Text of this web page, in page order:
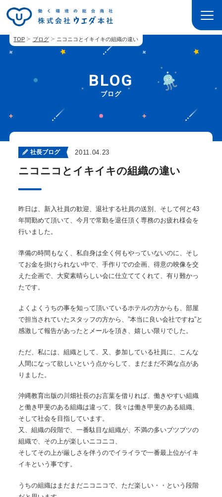
TOP ブログ ニコニコとイキイキの組織の違い
BLOG
ブログ
社長ブログ 2011.04.23
ニコニコとイキイキの組織の違い
昨日は、新入社員の歓迎、退社する社員の送別、そして何と43
年間勤めて頂いて、今月で常勤を退任頂く専務のお疲れ様会を
行いました。
準備の時間もなく、私自身は全く何もやっていないのに、そし
てお金を掛けられない中で、手作りでの企画、得意の映像を交
えた企画で、大変素晴らしい会に仕立ててくれて、有り難かっ
たです。
よくよくうちの事を知って頂いているホテルの方からも、部屋
で担当されていたスタッフの方から、”本当に良い会社ですね”と
感激して報告があったとメールを頂き、嬉しい限りでした。
ただ、私には、組織として、又、参加している社員に、こんな
人間になって欲しいという点からして、まだまだ不満な点があ
りました。
沖縄教育出版の川畑社長のお言葉を借りれば、働きやすい組織
と働き甲斐のある組織は違って、我々は働き甲斐のある組織、
そして社会を目指しています。
又、組織の段階で、一番駄目な組織が、不満の多いブツブツの
組織で、その上が楽しいニコニコ、
そしてその上が厳しさを伴うのでイライラで一番最上位がイキ
イキという事です。
うちの組織はまだまだニコニコで、ただ楽しい・・という段階